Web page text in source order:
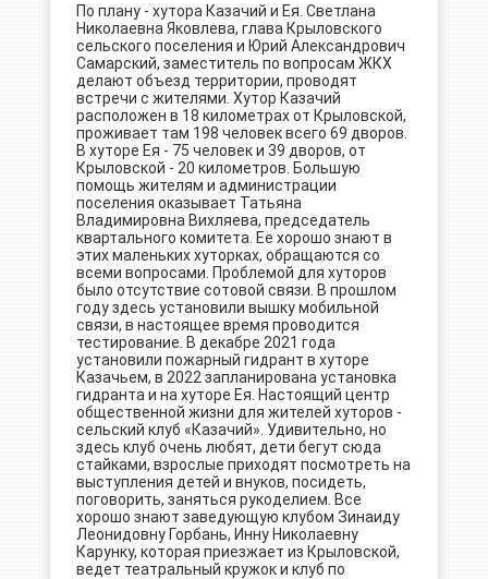
По плану - хутора Казачий и Ея. Светлана
Николаевна Яковлева, глава Крыловского
сельского поселения и Юрий Александрович
Самарский, заместитель по вопросам ЖКХ
делают объезд территории, проводят
встречи с жителями. Хутор Казачий
расположен в 18 километрах от Крыловской,
проживает там 198 человек всего 69 дворов.
В хуторе Ея - 75 человек и 39 дворов, от
Крыловской - 20 километров. Большую
помощь жителям и администрации
поселения оказывает Татьяна
Владимировна Вихляева, председатель
квартального комитета. Ее хорошо знают в
этих маленьких хуторках, обращаются со
всеми вопросами. Проблемой для хуторов
было отсутствие сотовой связи. В прошлом
году здесь установили вышку мобильной
связи, в настоящее время проводится
тестирование. В декабре 2021 года
установили пожарный гидрант в хуторе
Казачьем, в 2022 запланирована установка
гидранта и на хуторе Ея. Настоящий центр
общественной жизни для жителей хуторов -
сельский клуб «Казачий». Удивительно, но
здесь клуб очень любят, дети бегут сюда
стайками, взрослые приходят посмотреть на
выступления детей и внуков, посидеть,
поговорить, заняться рукоделием. Все
хорошо знают заведующую клубом Зинаиду
Леонидовну Горбань, Инну Николаевну
Карунку, которая приезжает из Крыловской,
ведет театральный кружок и клуб по